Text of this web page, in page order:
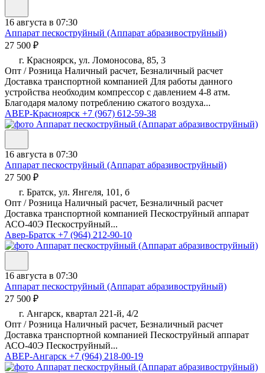
16 августа в 07:30
Аппарат пескоструйный (Аппарат абразивоструйный)
27 500 ₽
г. Красноярск, ул. Ломоносова, 85, 3
Опт / Розница Наличный расчет, Безналичный расчет
Доставка транспортной компанией Для работы данного
устройства необходим компрессор с давлением 4-8 атм.
Благодаря малому потреблению сжатого воздуха...
АВЕР-Красноярск +7 (967) 612-59-38
16 августа в 07:30
Аппарат пескоструйный (Аппарат абразивоструйный)
27 500 ₽
г. Братск, ул. Янгеля, 101, б
Опт / Розница Наличный расчет, Безналичный расчет
Доставка транспортной компанией Пескоструйный аппарат
АСО-40Э Пескоструйный...
Авер-Братск +7 (964) 212-90-10
16 августа в 07:30
Аппарат пескоструйный (Аппарат абразивоструйный)
27 500 ₽
г. Ангарск, квартал 221-й, 4/2
Опт / Розница Наличный расчет, Безналичный расчет
Доставка транспортной компанией Пескоструйный аппарат
АСО-40Э Пескоструйный...
АВЕР-Ангарск +7 (964) 218-00-19